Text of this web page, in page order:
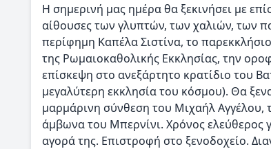
Η σημερινή μας ημέρα θα ξεκινήσει με
αίθουσες των γλυπτών, των χαλιών, των
περίφημη Καπέλα Σιστίνα, το
της Ρωμαιοκαθολικής Εκκλησίας, την
επίσκεψη στο ανεξάρτητο κρατίδιο του
μεγαλύτερη εκκλησία του κόσμου). Θα
μαρμάρινη σύνθεση του Μιχαήλ Αγγέλου,
άμβωνα του Μπερνίνι. Χρόνος ελεύθερος
αγορά της. Επιστροφή στο ξενοδοχείο.